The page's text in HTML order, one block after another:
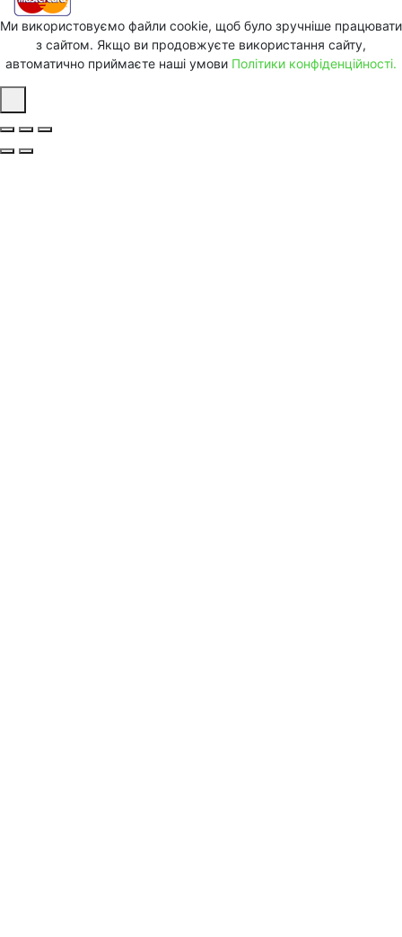
Ми використовуємо файли cookie, щоб було зручніше працювати
з сайтом. Якщо ви продовжуєте використання сайту,
автоматично приймаєте наші умови Політики конфіденційності.